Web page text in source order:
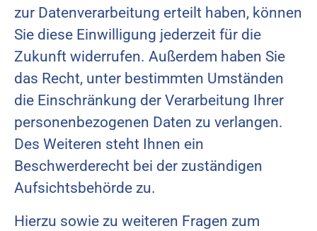
zur Datenverarbeitung erteilt haben, können
Sie diese Einwilligung jederzeit für die
Zukunft widerrufen. Außerdem haben Sie
das Recht, unter bestimmten Umständen
die Einschränkung der Verarbeitung Ihrer
personenbezogenen Daten zu verlangen.
Des Weiteren steht Ihnen ein
Beschwerderecht bei der zuständigen
Aufsichtsbehörde zu.
Hierzu sowie zu weiteren Fragen zum